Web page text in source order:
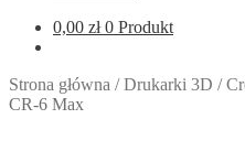
0,00 zł 0 Produkt
Strona główna /Drukarki 3D /
CR-6 Max